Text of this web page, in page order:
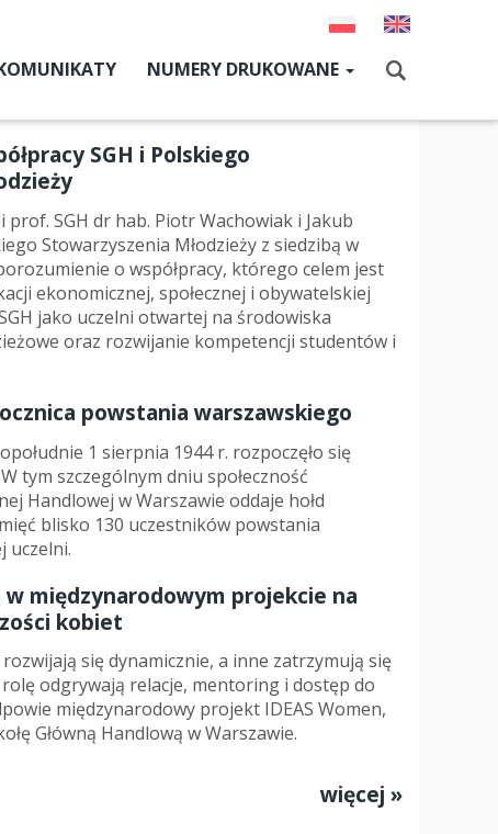
SGH
NUMERY DRUKOWANE
Aktualny numer
Numery archiwalne
SGH i Polskiego
SGH dr hab. Piotr Wachowiak i Jakub
Stowarzyszenia Młodzieży z siedzibą w
o współpracy, którego celem jest
ekonomicznej, społecznej i obywatelskiej
jako uczelni otwartej na środowiska
oraz rozwijanie kompetencji studentów i
powstania warszawskiego
1 sierpnia 1944 r. rozpoczęło się
tym szczególnym dniu społeczność
Handlowej w Warszawie oddaje hołd
blisko 130 uczestników powstania
uczelni.
w międzynarodowym projekcie na
kobiet
się dynamicznie, a inne zatrzymują się
rolę odgrywają relacje, mentoring i dostęp do
międzynarodowy projekt IDEAS Women,
Główną Handlową w Warszawie.
więcej »